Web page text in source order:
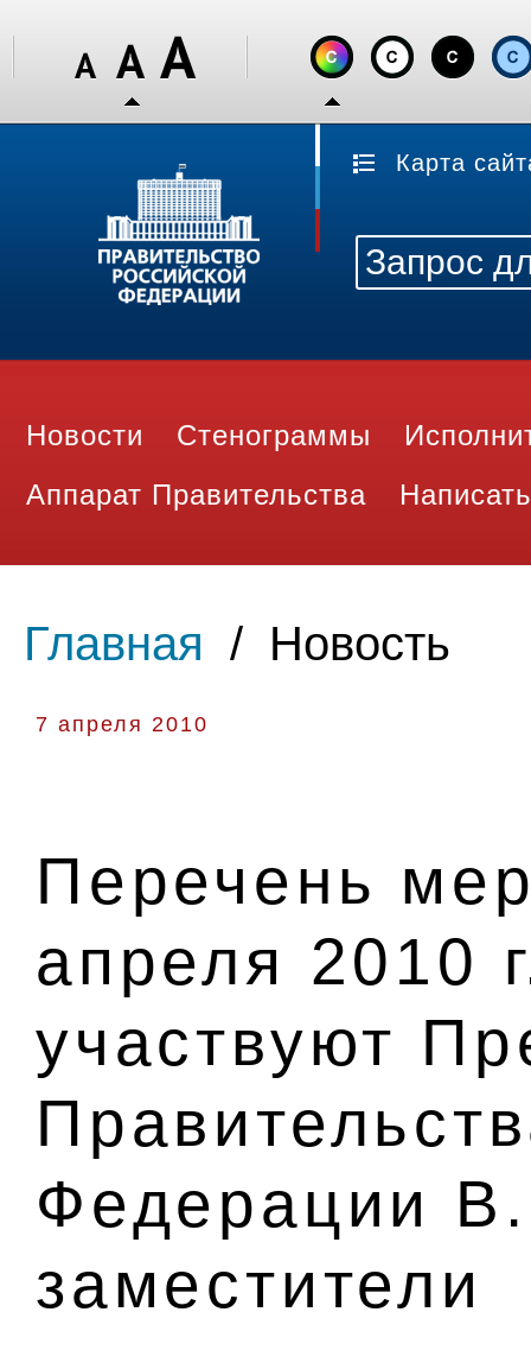
Карта
Новости Стенограммы
Аппарат Правительства
Главная / Новость
7 апреля 2010
Перечень
апреля 2010
участвуют
Федерации
заместители